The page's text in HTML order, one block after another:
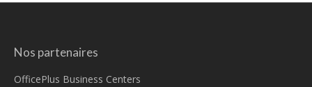
Nos partenaires
OfficePlus Business Centers